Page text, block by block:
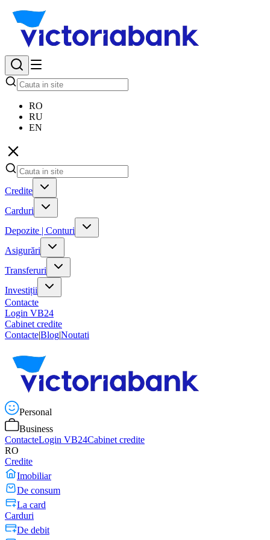
RO
RU
EN
Credite
Carduri
Depozite | Conturi
Asigurări
Transferuri
Investiții
Contacte
Login VB24
Cabinet credite
Contacte|Blog|Noutati
Personal
Business
ContacteLogin VB24Cabinet credite
RO
Credite
Imobiliar
De consum
La card
Carduri
De debit